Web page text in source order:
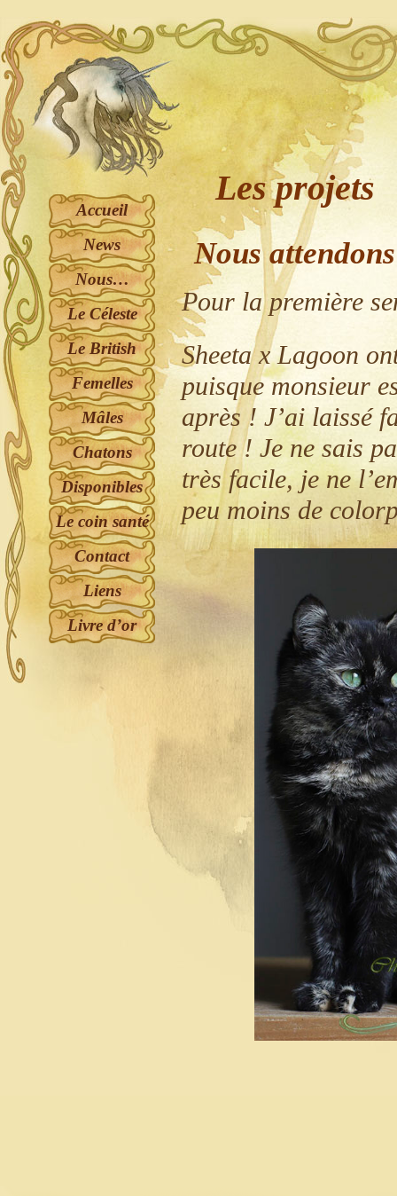
Les projets
Nous
Pour la première
Sheeta x Lagoon
puisque monsieur
après ! J’ai laissé
route ! Je ne sais
très facile, je ne
peu moins de
Accueil
News
Nous…
Le Céleste
Le British
Femelles
Mâles
Chatons
Disponibles
Le coin santé
Contact
Liens
Livre d’or